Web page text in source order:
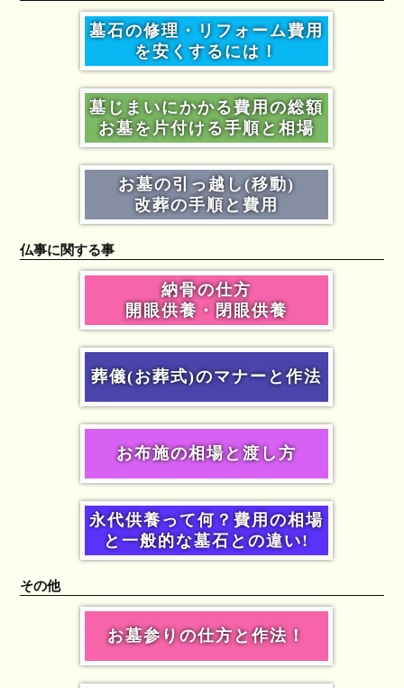
墓石の修理・リフォーム費用
を安くするには！
墓じまいにかかる費用の総額
お墓を片付ける手順と相場
お墓の引っ越し(移動)
改葬の手順と費用
仏事に関する事
納骨の仕方
開眼供養・閉眼供養
葬儀(お葬式)のマナーと作法
お布施の相場と渡し方
永代供養って何？費用の相場
と一般的な墓石との違い!
その他
お墓参りの仕方と作法！